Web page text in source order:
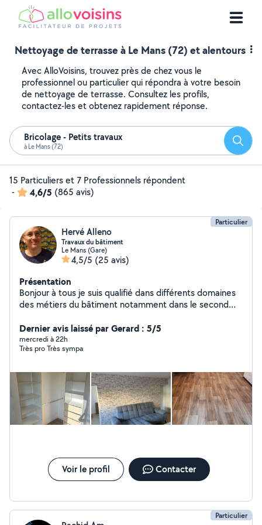
Nettoyage de terrasse à Le Mans (72) et alentours
Avec AlloVoisins, trouvez près de chez vous le
professionnel ou particulier qui répondra à votre besoin
de nettoyage de terrasse. Consultez les profils,
contactez-les et obtenez rapidement réponse.
Bricolage - Petits travaux
à Le Mans (72)
15 Particuliers et 7 Professionnels répondent
-
4,6/5 (865 avis)
Particulier
Hervé Alleno
Travaux du bâtiment
Le Mans (Gare)
4,5/5 (25 avis)
Présentation
Bonjour à tous je suis qualifié dans différents domaines
des métiers du bâtiment notamment dans le second
Dernier avis laissé par Gerard : 5/5
mercredi à 22h
Très pro Très sympa
Voir le profil Contacter
Particulier